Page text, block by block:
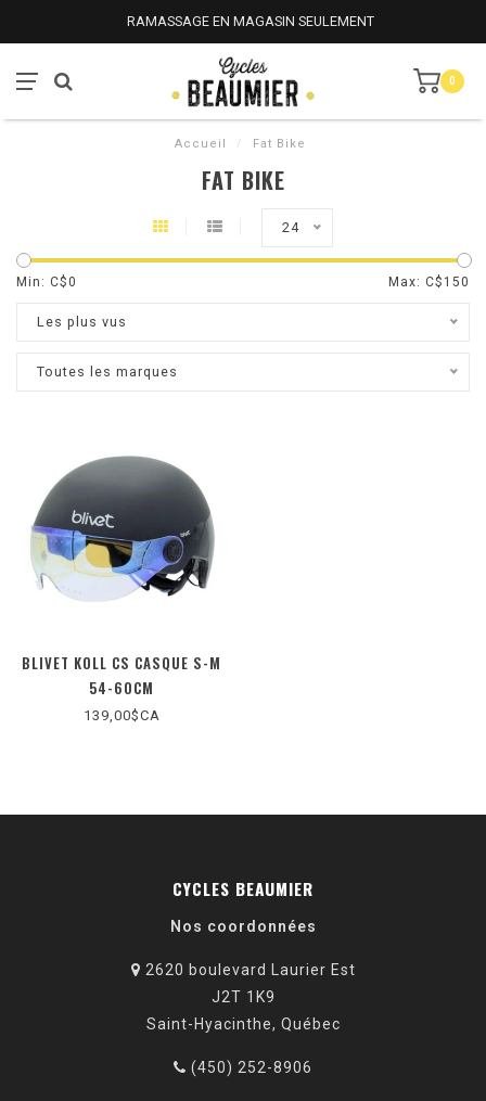
RAMASSAGE EN MAGASIN SEULEMENT
0
Accueil / Fat Bike
FAT BIKE
24
Min: C$0 Max: C$ 150
Les plus vus
Toutes les marques
BLIVET KOLL CS CASQUE S-M
54-60CM
139,00$CA
CYCLES BEAUMIER
Nos coordonnées
2620 boulevard Laurier Est
J2T 1K9
Saint-Hyacinthe, Québec
(450) 252-8906